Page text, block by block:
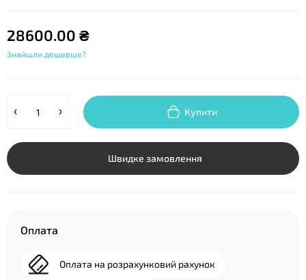
28600.00 ₴
Знайшли дешевше?
Купити
Швидке замовлення
Оплата
Оплата на розрахунковий рахунок